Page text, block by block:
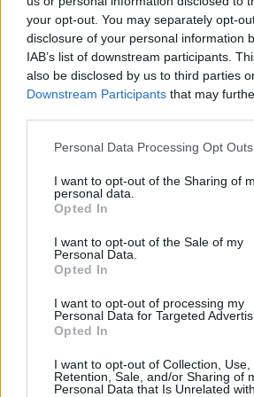
your opt-out. You may separately opt-
disclosure of your personal information
IAB’s list of downstream participants.
also be disclosed by us to third parties
Downstream Participants that may
Personal Data Processing Opt Outs
I want to opt-out of the Sharing of
personal data.
Opted In
I want to opt-out of the Sale of my
Personal Data.
Opted In
I want to opt-out of processing my
Personal Data for Targeted
Opted In
I want to opt-out of Collection, Use,
Retention, Sale, and/or Sharing of
Personal Data that Is Unrelated
καθηγητής -Διδάσκει συνομηλίκους του
8 Αυγούστου, 2026
Πότε θα πληρωθούν οι συντάξεις
8 Αυγούστου, 2026
Τα κύματα καύσωνα στην Ιταλία, τη
8 Αυγούστου, 2026
Λεύκανση δοντιών: Συμβουλές ειδικών
χαμόγελο
Τρόμος για δύτες: Ήρθαν πρόσωπο με
8 Αυγούστου, 2026